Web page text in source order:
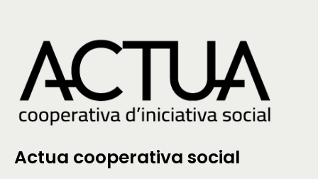
Actua cooperativa social